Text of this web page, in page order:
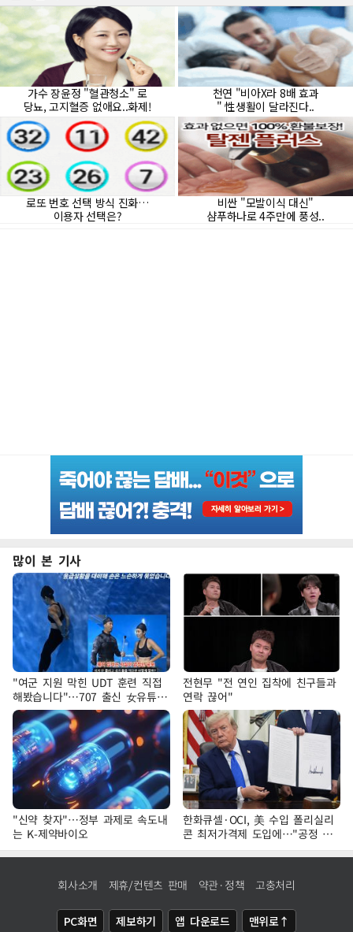
많이 본 기사
"여군 지원 막힌 UDT 훈련 직접
해봤습니다"…707 출신 女유튜버
'완벽 소화'
전현무 "전 연인 집착에 친구들과
연락 끊어"
"신약 찾자"…정부 과제로 속도내
는 K-제약바이오
한화큐셀·OCI, 美 수입 폴리실리
콘 최저가격제 도입에…"공정 경
쟁·수익성 개선 환영"
회사소개 제휴/컨텐츠 판매 약관·정책 고충처리
PC화면 제보하기 앱 다운로드 맨위로↑